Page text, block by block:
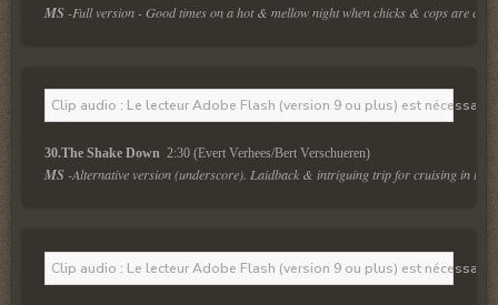
MS -Full version - Good times on a hot & mellow night when chicks & cops are
Clip audio : Le lecteur Adobe Flash (version 9 ou plus) est
30.The Shake Down 2:30 (Evert Verhees/Bert Verschueren)
MS -Alternative version (underscore). Laidback & intriguing trip for cruising in the
Clip audio : Le lecteur Adobe Flash (version 9 ou plus) est